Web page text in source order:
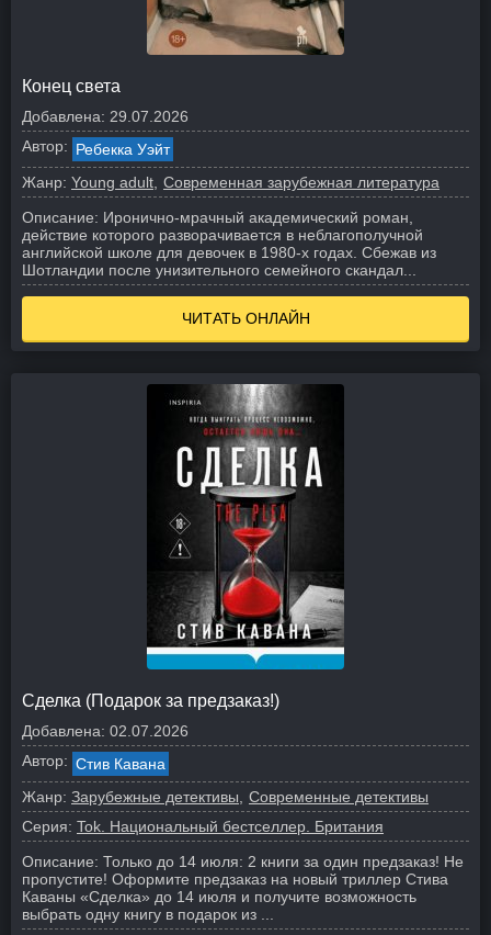
Конец света
Добавлена: 29.07.2026
Автор: Ребекка Уэйт
Жанр: Young adult Современная зарубежная литература
Описание: Иронично-мрачный академический роман,
действие которого разворачивается в неблагополучной
английской школе для девочек в 1980-х годах. Сбежав из
Шотландии после унизительного семейного скандал...
ЧИТАТЬ ОНЛАЙН
Сделка (Подарок за предзаказ!)
Добавлена: 02.07.2026
Автор: Стив Кавана
Жанр: Зарубежные детективы
Современные детективы
Серия: Tok. Национальный бестселлер. Британия
Описание: Только до 14 июля: 2 книги за один предзаказ! Не
пропустите! Оформите предзаказ на новый триллер Стива
Каваны «Сделка» до 14 июля и получите возможность
выбрать одну книгу в подарок из ...